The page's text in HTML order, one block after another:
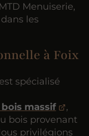
Menuiserie,
les
à Foix
spécialisé
massif
,
bois provenant
privilégions